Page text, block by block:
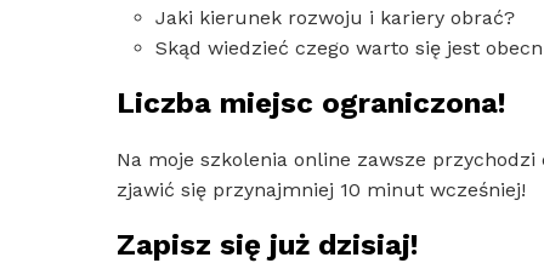
Jaki kierunek rozwoju i kariery obrać?
Skąd wiedzieć czego warto się jest
Liczba miejsc ograniczona!
Na moje szkolenia online zawsze
zjawić się przynajmniej 10 minut wcześniej!
Zapisz się już dzisiaj!